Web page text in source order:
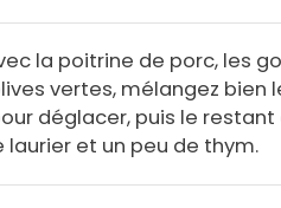
la poitrine de porc, les
vertes, mélangez bien
déglacer, puis le restant
laurier et un peu de thym.